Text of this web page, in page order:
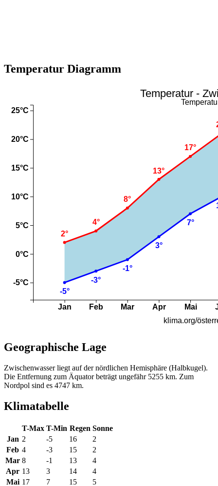
Temperatur Diagramm
Geographische Lage
Zwischenwasser liegt auf der nördlichen Hemisphäre (Halbkugel).
Die Entfernung zum Äquator beträgt ungefähr 5255 km. Zum
Nordpol sind es 4747 km.
Klimatabelle
T-Max T-Min Regen Sonne
Jan 2 -5 16
2
Feb 4 -3 15
2
Mar 8 -1 13
4
Apr 13 3 14
4
Mai 17 7 15 5